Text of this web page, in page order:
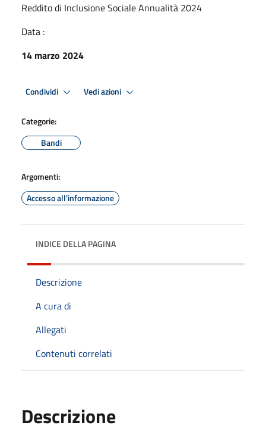
Reddito di Inclusione Sociale Annualità 2024
Data :
14 marzo 2024
Condividi Vedi azioni
Categorie:
Bandi
Argomenti:
Accesso all'informazione
INDICE DELLA PAGINA
Descrizione
A cura di
Allegati
Contenuti correlati
Descrizione